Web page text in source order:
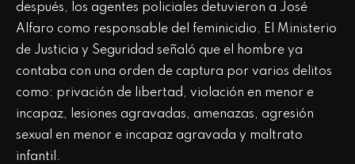
después, los agentes policiales detuvieron a José
Alfaro como responsable del feminicidio. El Ministerio
de Justicia y Seguridad señaló que el hombre ya
contaba con una orden de captura por varios delitos
como: privación de libertad, violación en menor e
incapaz, lesiones agravadas, amenazas, agresión
sexual en menor e incapaz agravada y maltrato
infantil.